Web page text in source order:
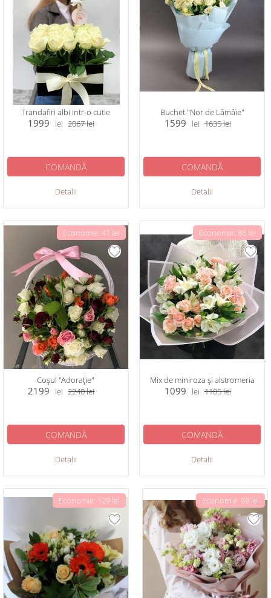
Trandafiri albi intr-o cutie
1999 lei 2067lei
Detalii
COMANDĂ
Buchet "Nor de Lămâie"
1599 lei 1635lei
Detalii
COMANDĂ
Economie: 41 lei
Coșul "Adorație"
2199 lei 2240lei
Detalii
COMANDĂ
Economie: 86 lei
Mix de miniroza și alstromeria
1099 lei 1185lei
Detalii
COMANDĂ
Economie: 129 lei Economie: 59 lei